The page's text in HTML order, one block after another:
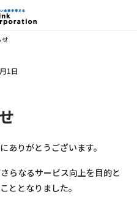
1日
ありがとうございます。
らなるサービス向上を目的と
ととなりました。